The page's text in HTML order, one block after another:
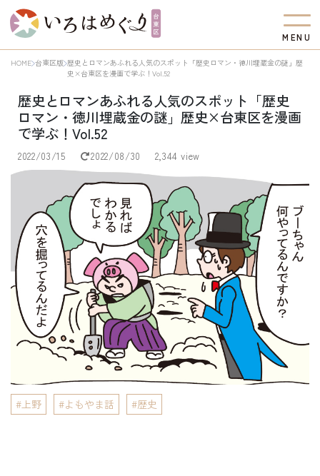
M EN U
HOME 台東区版 歴史とロマンあふれる人気のスポット「歴史ロマン・徳川埋蔵金の謎」歴
史×台東区を漫画で学ぶ！Vol.52
歴史とロマンあふれる人気のスポット「歴史
ロマン・徳川埋蔵金の謎」歴史×台東区を漫画
で学ぶ！Vol.52
2022/03/15 2022/08/30 2,344 view
上野 よもやま話 歴史